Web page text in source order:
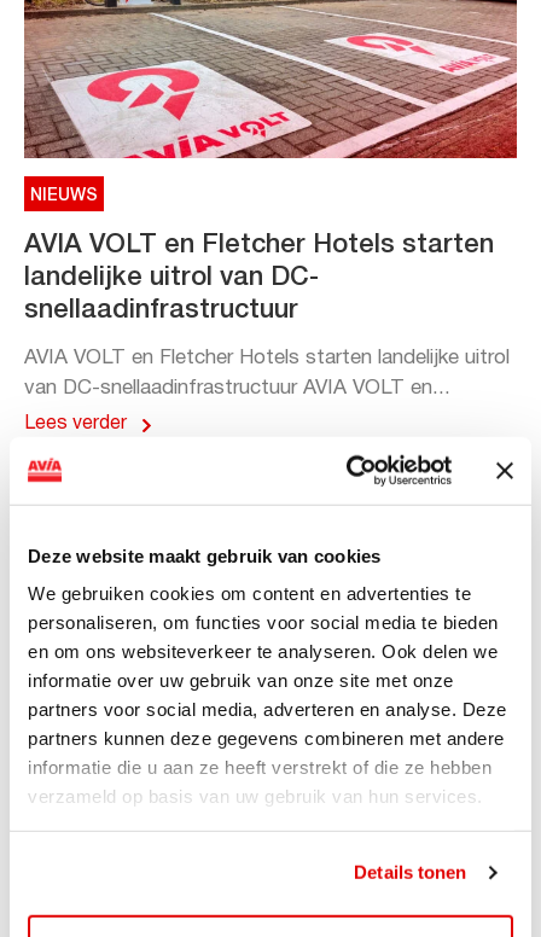
Deze website maakt gebruik van cookies
We gebruiken cookies om content en advertenties te
personaliseren, om functies voor social media te bieden
en om ons websiteverkeer te analyseren. Ook delen we
informatie over uw gebruik van onze site met onze
partners voor social media, adverteren en analyse. Deze
partners kunnen deze gegevens combineren met andere
informatie die u aan ze heeft verstrekt of die ze hebben
verzameld op basis van uw gebruik van hun services.
Details tonen
NIEUWS
AVIA VOLT en Fletcher Hotels starten
landelijke uitrol van DC-
snellaadinfrastructuur
AVIA VOLT en Fletcher Hotels starten landelijke uitrol
van DC-snellaadinfrastructuur AVIA VOLT en...
Lees verder
ACTIE